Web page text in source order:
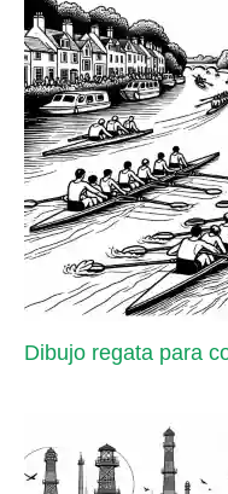
Dibujo regata para